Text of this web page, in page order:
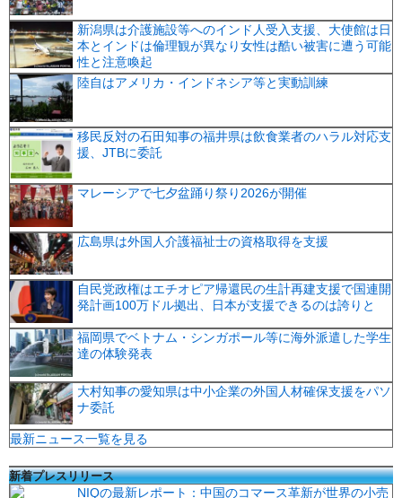
新潟県は介護施設等へのインド人受入支援、大使館は日
本とインドは倫理観が異なり女性は酷い被害に遭う可能
性と注意喚起
陸自はアメリカ・インドネシア等と実動訓練
移民反対の石田知事の福井県は飲食業者のハラル対応支
援、JTBに委託
マレーシアで七夕盆踊り祭り2026が開催
広島県は外国人介護福祉士の資格取得を支援
自民党政権はエチオピア帰還民の生計再建支援で国連開
発計画100万ドル拠出、日本が支援できるのは誇りと
福岡県でベトナム・シンガポール等に海外派遣した学生
達の体験発表
大村知事の愛知県は中小企業の外国人材確保支援をパソ
ナ委託
最新ニュース一覧を見る
新着プレスリリース
NIQの最新レポート：中国のコマース革新が世界の小売